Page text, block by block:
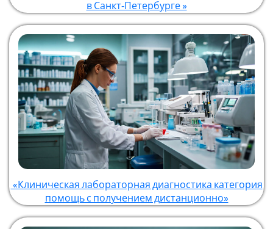
в Санкт‑Петербурге »
«Клиническая лабораторная диагностика категория
помощь с получением дистанционно»